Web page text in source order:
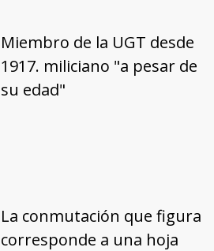
Miembro de la UGT desde
1917. miliciano "a pesar de
su edad"
La conmutación que figura
corresponde a una hoja